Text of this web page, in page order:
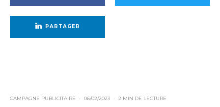
PARTAGER
CAMPAGNE PUBLICITAIRE · 06/02/2023 · 2 MIN DE LECTURE